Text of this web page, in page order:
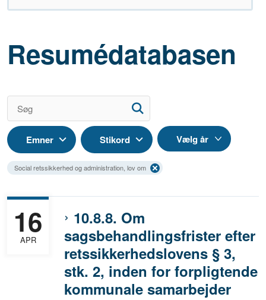
Resumédatabasen
Emner Stikord
Social retssikkerhed og administration, lov om
10.8.8. Om
sagsbehandlingsfrister efter
retssikkerhedslovens § 3,
stk. 2, inden for forpligtende
kommunale samarbejder
16
APR